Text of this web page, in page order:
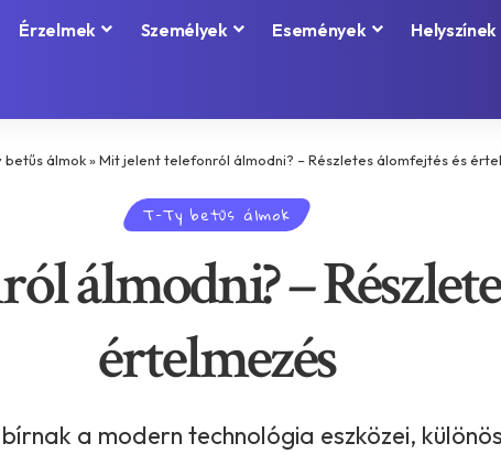
Érzelmek Személyek Események Helyszínek
betűs álmok»Mit jelent telefonról álmodni? – Részletes álomfejtés és
T-Ty betűs álmok
álmodni? –
értelmezés
a modern technológia eszközei,